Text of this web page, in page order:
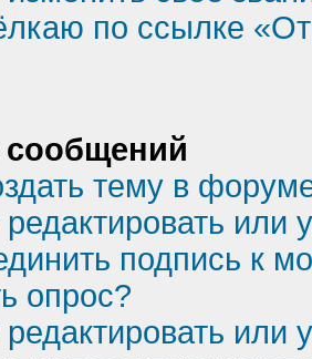
по ссылке
сообщений
тему в
редактировать или
подпись к
опрос?
или